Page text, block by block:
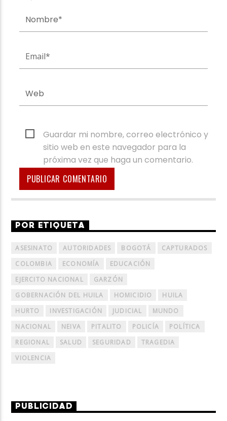
Guardar mi nombre, correo electrónico y
sitio web en este navegador para la
próxima vez que haga un comentario.
POR ETIQUETA
ASESINATO AUTORIDADES BOGOTÁ
CAPTURADOS
COLOMBIA
ECONOMÍA
EDUCACIÓN
EJERCITO NACIONAL
GARZÓN
GOBERNACIÓN DEL HUILA
HOMICIDIO
HUILA
HURTO
INVESTIGACIÓN JUDICIAL
MUNDO
NACIONAL
NEIVA PITALITO POLICÍA
POLÍTICA
REGIONAL
SALUD SEGURIDAD
TRAGEDIA
VIOLENCIA
PUBLICIDAD